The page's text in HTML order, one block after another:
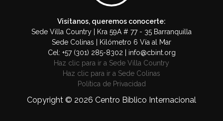
Visítanos, queremos conocerte:
Sede Villa Country | Kra 59A # 77 - 35 Barranquilla
Sede Colinas | Kilómetro 6 Vía al Mar
Cel: +57 (301) 285-8302 | info@cbint.org
Haz clic para ir a Sede Villa Country
Haz clic para ir a Sede Colinas
Política de Privacidad
Copyright © 2026 Centro Bíblico Internacional